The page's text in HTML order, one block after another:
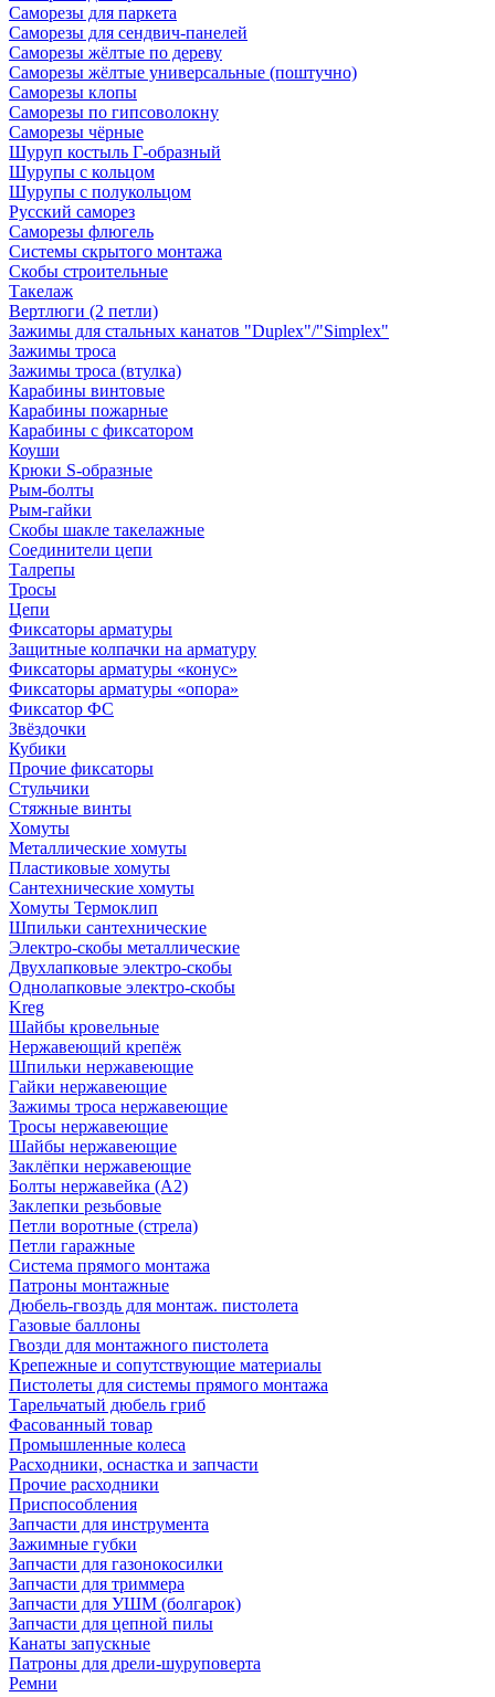
Саморезы для паркета
Саморезы для сендвич-панелей
Саморезы жёлтые по дереву
Саморезы жёлтые универсальные (поштучно)
Саморезы клопы
Саморезы по гипсоволокну
Саморезы чёрные
Шуруп костыль Г-образный
Шурупы с кольцом
Шурупы с полукольцом
Русский саморез
Саморезы флюгель
Системы скрытого монтажа
Скобы строительные
Такелаж
Вертлюги (2 петли)
Зажимы для стальных канатов "Duplex"/"Simplex"
Зажимы троса
Зажимы троса (втулка)
Карабины винтовые
Карабины пожарные
Карабины с фиксатором
Коуши
Крюки S-образные
Рым-болты
Рым-гайки
Скобы шакле такелажные
Соединители цепи
Талрепы
Тросы
Цепи
Фиксаторы арматуры
Защитные колпачки на арматуру
Фиксаторы арматуры «конус»
Фиксаторы арматуры «опора»
Фиксатор ФС
Звёздочки
Кубики
Прочие фиксаторы
Стульчики
Стяжные винты
Хомуты
Металлические хомуты
Пластиковые хомуты
Сантехнические хомуты
Хомуты Термоклип
Шпильки сантехнические
Электро-скобы металлические
Двухлапковые электро-скобы
Однолапковые электро-скобы
Kreg
Шайбы кровельные
Нержавеющий крепёж
Шпильки нержавеющие
Гайки нержавеющие
Зажимы троса нержавеющие
Тросы нержавеющие
Шайбы нержавеющие
Заклёпки нержавеющие
Болты нержавейка (А2)
Заклепки резьбовые
Петли воротные (стрела)
Петли гаражные
Система прямого монтажа
Патроны монтажные
Дюбель-гвоздь для монтаж. пистолета
Газовые баллоны
Гвозди для монтажного пистолета
Крепежные и сопутствующие материалы
Пистолеты для системы прямого монтажа
Тарельчатый дюбель гриб
Фасованный товар
Промышленные колеса
Расходники, оснастка и запчасти
Прочие расходники
Приспособления
Запчасти для инструмента
Зажимные губки
Запчасти для газонокосилки
Запчасти для триммера
Запчасти для УШМ (болгарок)
Запчасти для цепной пилы
Канаты запускные
Патроны для дрели-шуруповерта
Ремни